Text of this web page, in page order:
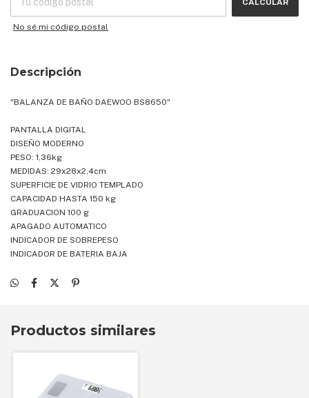
CALCULAR
No sé mi código postal
Descripción
"BALANZA DE BAÑO DAEWOO BS8650"
PANTALLA DIGITAL
DISEÑO MODERNO
PESO: 1,36kg
MEDIDAS: 29x28x2,4cm
SUPERFICIE DE VIDRIO TEMPLADO
CAPACIDAD HASTA 150 kg
GRADUACION 100 g
APAGADO AUTOMATICO
INDICADOR DE SOBREPESO
INDICADOR DE BATERIA BAJA
Productos similares